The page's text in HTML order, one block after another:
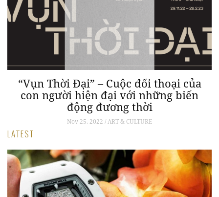
“Vụn Thời Đại” – Cuộc đối thoại của
con người hiện đại với những biến
động đương thời
Nov 25, 2022 / ART & CULTURE
LATEST